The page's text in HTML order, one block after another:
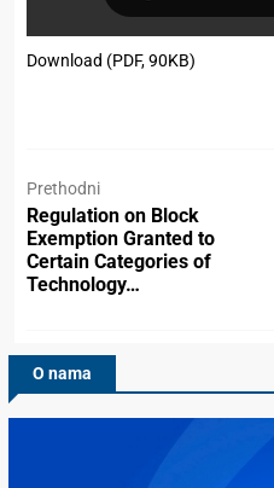
Download (PDF, 90KB)
Prethodni
Regulation on Block
Exemption Granted to
Certain Categories of
Technology…
O nama